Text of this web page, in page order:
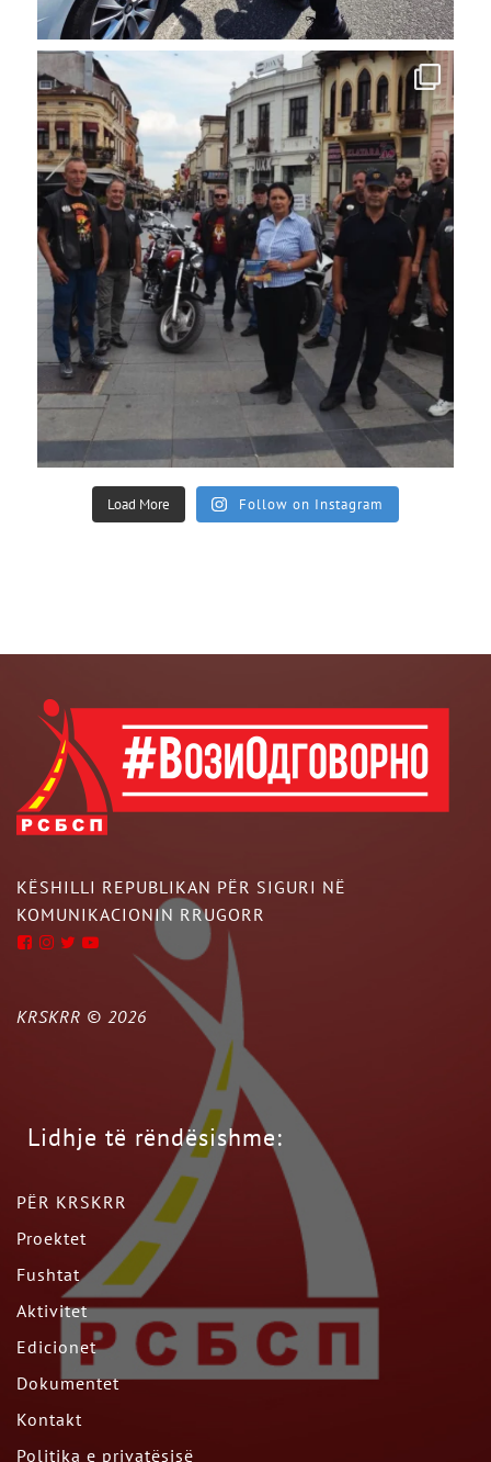
Load More Follow on Instagram
KËSHILLI REPUBLIKAN PËR SIGURI NË
KOMUNIKACIONIN RRUGORR
KRSKRR © 2026
Lidhje të rëndësishme:
PËR KRSKRR
Proektet
Fushtat
Aktivitet
Edicionet
Dokumentet
Kontakt
Politika e privatësisë